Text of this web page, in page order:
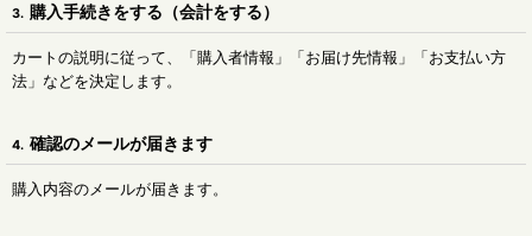
3. 購入手続きをする（会計をする）
カートの説明に従って、「購入者情報」「お届け先情報」「お支払い方
法」などを決定します。
4. 確認のメールが届きます
購入内容のメールが届きます。